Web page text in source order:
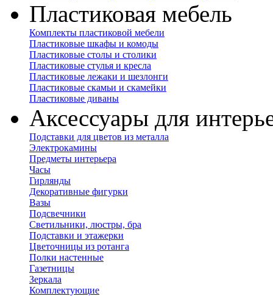
Пластиковая мебель
Комплекты пластиковой мебели
Пластиковые шкафы и комоды
Пластиковые столы и столики
Пластиковые стулья и кресла
Пластиковые лежаки и шезлонги
Пластиковые скамьи и скамейки
Пластиковые диваны
Аксессуары для
Подставки для цветов из металла
Электрокамины
Предметы интерьера
Часы
Гирлянды
Декоративные фигурки
Вазы
Подсвечники
Светильники, люстры, бра
Подставки и этажерки
Цветочницы из ротанга
Полки настенные
Газетницы
Зеркала
Комплектующие